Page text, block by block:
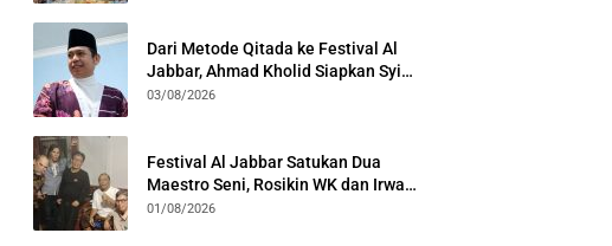
Dari Metode Qitada ke Festival Al
Jabbar, Ahmad Kholid Siapkan Syiar
Al-Qur’an Lewat Nada
03/08/2026
Festival Al Jabbar Satukan Dua
Maestro Seni, Rosikin WK dan Irwan
Guntari Garap Pertunjukan Kolosal
01/08/2026